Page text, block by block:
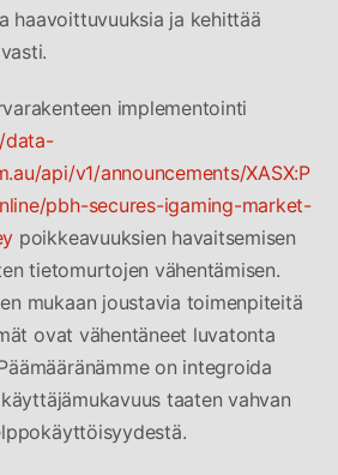
haavoittuvuuksia ja kehittää
implementointi
data-
api/v1/announcements/XASX:P
pbh-secures-igaming-market-
poikkeavuuksien havaitsemisen
tietomurtojen vähentämisen.
mukaan joustavia toimenpiteitä
ovat vähentäneet luvatonta
on integroida
taaten vahvan